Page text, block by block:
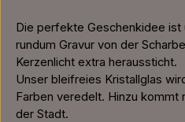
Die perfekte Geschenkidee ist
rundum Gravur von der
Kerzenlicht extra heraussticht.
Unser bleifreies Kristallglas
Farben veredelt. Hinzu kommt
der Stadt.